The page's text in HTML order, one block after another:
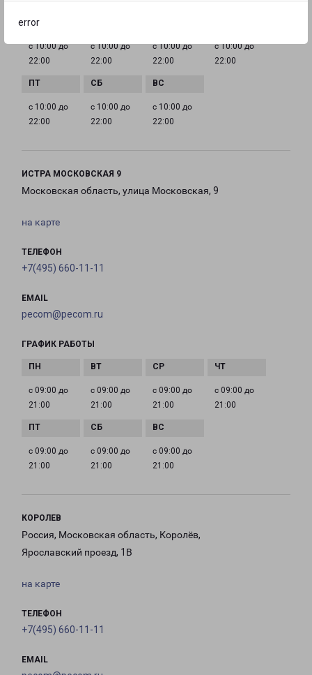
error
с 10:00 до
22:00
с 10:00 до
22:00
с 10:00 до
22:00
с 10:00 до
22:00
с 10:00 до
22:00
с 10:00 до
22:00
с 10:00 до
22:00
ИСТРА МОСКОВСКАЯ 9
Московская область, улица Московская, 9
на карте
ТЕЛЕФОН
+7(495) 660-11-11
EMAIL
pecom@pecom.ru
ГРАФИК РАБОТЫ
с 09:00 до
21:00
с 09:00 до
21:00
с 09:00 до
21:00
с 09:00 до
21:00
с 09:00 до
21:00
с 09:00 до
21:00
с 09:00 до
21:00
КОРОЛЕВ
Россия, Московская область, Королёв,
Ярославский проезд, 1В
на карте
ТЕЛЕФОН
+7(495) 660-11-11
EMAIL